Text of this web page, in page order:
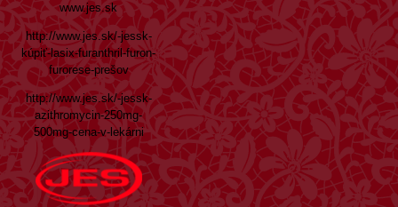
www.jes.sk
http://www.jes.sk/-jessk-
kúpiť-lasix-furanthril-furon-
furorese-prešov
http://www.jes.sk/-jessk-
azithromycin-250mg-
500mg-cena-v-lekárni